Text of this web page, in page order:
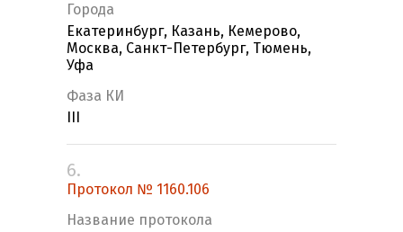
Города
Екатеринбург, Казань, Кемерово,
Москва, Санкт-Петербург, Тюмень,
Уфа
Фаза КИ
6.
Протокол № 1160.106
Название протокола